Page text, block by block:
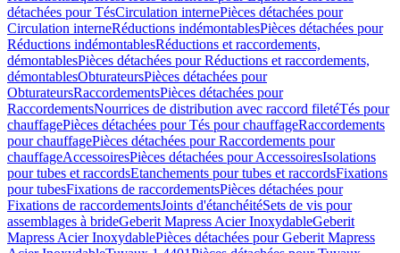
détachées pour TésCirculation internePièces détachées pour
Circulation interneRéductions indémontablesPièces détachées pour
Réductions indémontablesRéductions et raccordements,
démontablesPièces détachées pour Réductions et raccordements,
démontablesObturateursPièces détachées pour
ObturateursRaccordementsPièces détachées pour
RaccordementsNourrices de distribution avec raccord filetéTés pour
chauffagePièces détachées pour Tés pour chauffageRaccordements
pour chauffagePièces détachées pour Raccordements pour
chauffageAccessoiresPièces détachées pour AccessoiresIsolations
pour tubes et raccordsEtanchements pour tubes et raccordsFixations
pour tubesFixations de raccordementsPièces détachées pour
Fixations de raccordementsJoints d'étanchéitéSets de vis pour
assemblages à brideGeberit Mapress Acier InoxydableGeberit
Mapress Acier InoxydablePièces détachées pour Geberit Mapress